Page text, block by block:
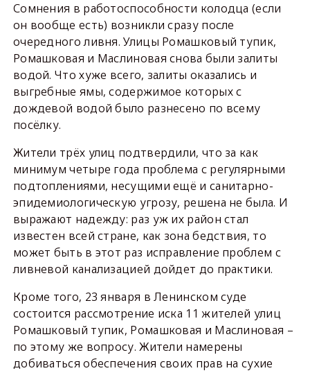
Сомнения в работоспособности колодца (если
он вообще есть) возникли сразу после
очередного ливня. Улицы Ромашковый тупик,
Ромашковая и Маслиновая снова были залиты
водой. Что хуже всего, залиты оказались и
выгребные ямы, содержимое которых с
дождевой водой было разнесено по всему
посёлку.
Жители трёх улиц подтвердили, что за как
минимум четыре года проблема с регулярными
подтоплениями, несущими ещё и санитарно-
эпидемиологическую угрозу, решена не была. И
выражают надежду: раз уж их район стал
известен всей стране, как зона бедствия, то
может быть в этот раз исправление проблем с
ливневой канализацией дойдет до практики.
Кроме того, 23 января в Ленинском суде
состоится рассмотрение иска 11 жителей улиц
Ромашковый тупик, Ромашковая и Маслиновая –
по этому же вопросу. Жители намерены
добиваться обеспечения своих прав на сухие